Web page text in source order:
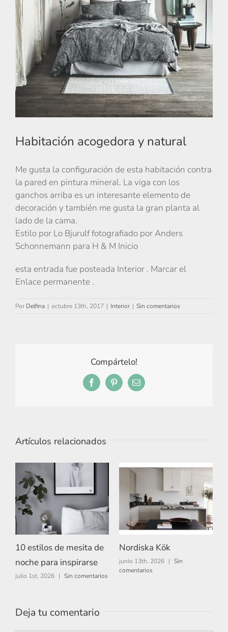
Habitación acogedora y natural
Me gusta la configuración de esta habitación contra
la pared en pintura mineral. La viga con los
ganchos arriba es un interesante elemento de
decoración y también me gusta la gran planta al
lado de la cama.
Estilo por Lo Bjurulf fotografiado por Anders
Schonnemann para H & M Inicio
esta entrada fue posteada Interior . Marcar el
Enlace permanente .
Por Delfina | octubre 13th, 2017 | Interior | Sin comentarios
Compártelo!
FacebookPinterestCorreo
electrónico
Artículos relacionados
10 estilos de mesita de
noche para inspirarse
julio 1st, 2026 | Sin comentarios
Nordiska Kök
junio 13th, 2026 | Sin
comentarios
Deja tu comentario